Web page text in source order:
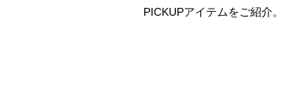
PICKUPアイテムをご紹介。